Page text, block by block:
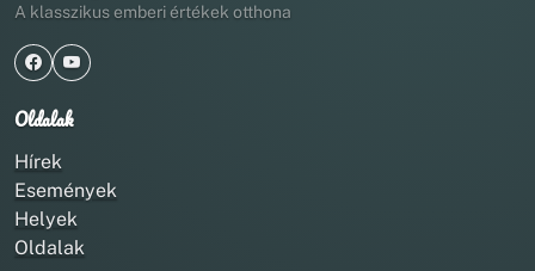
A klasszikus emberi értékek otthona
Oldalak
Hírek
Események
Helyek
Oldalak